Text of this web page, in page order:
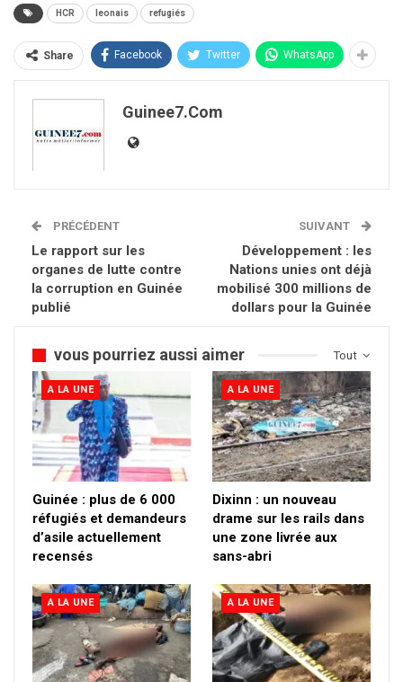
HCR leonais refugiés
Share Facebook Twitter WhatsApp
Guinee7.com
PRÉCÉDENT
Le rapport sur les
organes de lutte contre
la corruption en Guinée
publié
SUIVANT
Développement : les
Nations unies ont déjà
mobilisé 300 millions de
dollars pour la Guinée
Tout
vous pourriez aussi aimer
A LA UNE
Guinée : plus de 6 000
réfugiés et demandeurs
d’asile actuellement
recensés
A LA UNE
Dixinn : un nouveau
drame sur les rails dans
une zone livrée aux
sans-abri
A LA UNE A LA UNE